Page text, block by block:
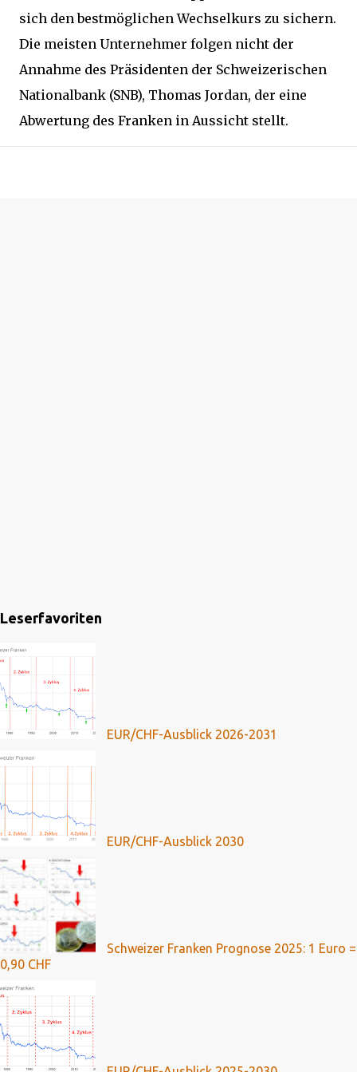
sich den bestmöglichen Wechselkurs zu sichern.
Die meisten Unternehmer folgen nicht der
Annahme des Präsidenten der Schweizerischen
Nationalbank (SNB), Thomas Jordan, der eine
Abwertung des Franken in Aussicht stellt.
Leserfavoriten
EUR/CHF-Ausblick 2026-2031
EUR/CHF-Ausblick 2030
Schweizer Franken Prognose 2025: 1 Euro =
0,90 CHF